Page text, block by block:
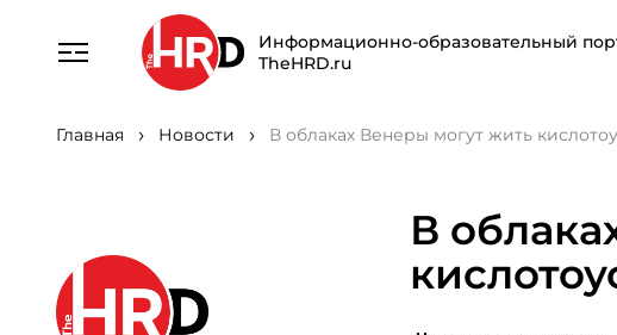
Информационно-образовательный
TheHRD.ru
Главная Новости В облаках Венеры могут жить
В